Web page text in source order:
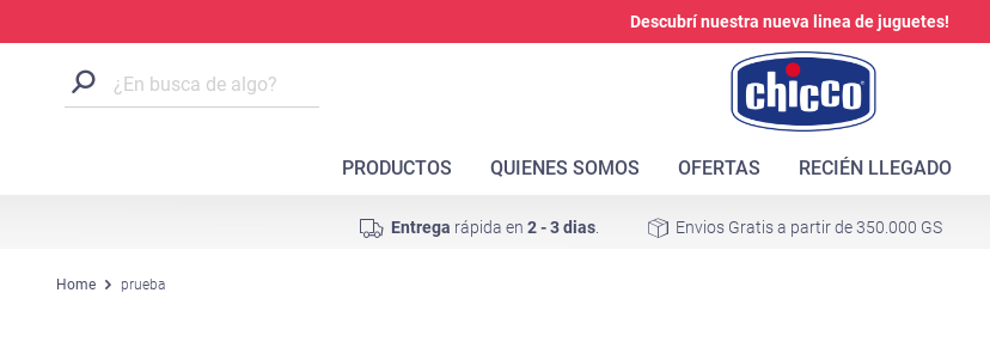
Descubrí nuestra nueva linea de juguetes!
PRODUCTOS QUIENES SOMOS OFERTAS RECIÉN LLEGADO
Entrega rápida en 2 - 3 dias. Envios Gratis a partir de 350.000 GS
Home prueba